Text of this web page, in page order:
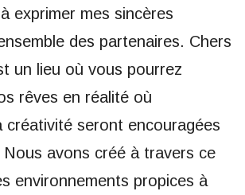
exprimer mes sincères
des partenaires. Chers
un lieu où vous pourrez
rêves en réalité où
créativité seront encouragées
avons créé à travers ce
environnements propices à